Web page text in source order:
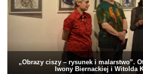
„Obrazy ciszy – rysunek i malarstwo”.
Iwony Biernackiej i Witolda